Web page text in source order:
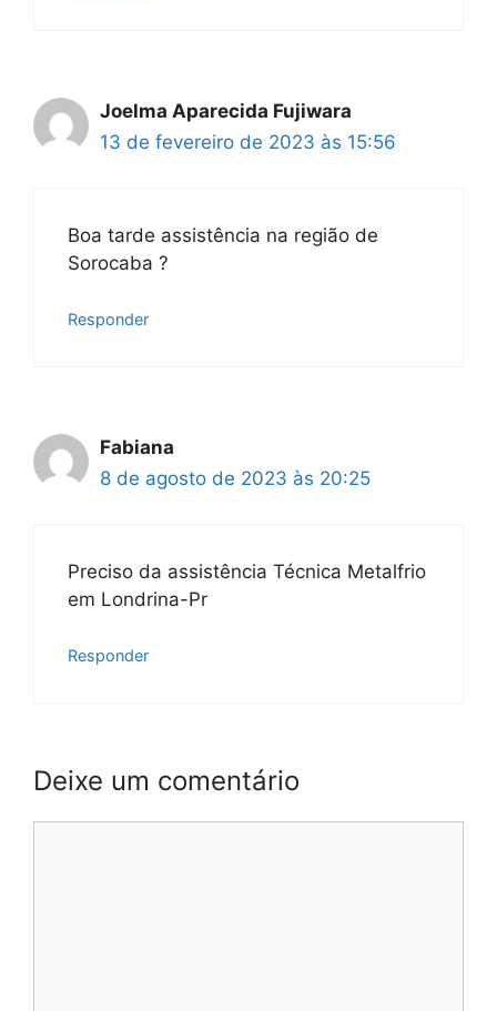
Joelma Aparecida Fujiwara
13 de fevereiro de 2023 às 15:56
Boa tarde assistência na região de
Sorocaba ?
Responder
Fabiana
8 de agosto de 2023 às 20:25
Preciso da assistência Técnica Metalfrio
em Londrina-Pr
Responder
Deixe um comentário